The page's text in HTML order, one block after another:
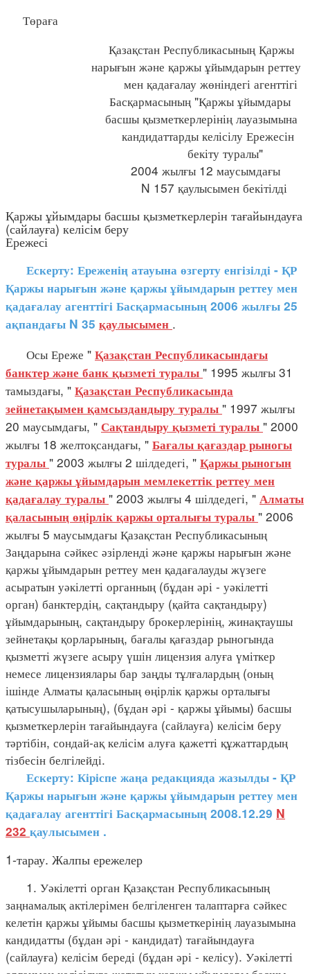
Төраға
Қазақстан Республикасының Қаржы
нарығын және қаржы ұйымдарын реттеу
мен қадағалау жөніндегі агенттігі
Басқармасының "Қаржы ұйымдары
басшы қызметкерлерінің лауазымына
кандидаттарды келісілу Ережесін
бекіту туралы"
2004 жылғы 12 маусымдағы
N 157 қаулысымен бекітілді
Қаржы ұйымдары басшы қызметкерлерін тағайындауға
(сайлауға) келісім беру
Ережесі
Ескерту: Ереженің атауына өзгерту енгізілді - ҚР
Қаржы нарығын және қаржы ұйымдарын реттеу мен
қадағалау агенттігі Басқармасының 2006 жылғы 25
ақпандағы N 35 қаулысымен .
Осы Ереже " Қазақстан Республикасындағы
банктер және банк қызметі туралы " 1995 жылғы 31
тамыздағы, " Қазақстан Республикасында
зейнетақымен қамсыздандыру туралы " 1997 жылғы
20 маусымдағы, " Сақтандыру қызметі туралы " 2000
жылғы 18 желтоқсандағы, " Бағалы қағаздар рыногы
туралы " 2003 жылғы 2 шілдедегі, " Қаржы рыногын
және қаржы ұйымдарын мемлекеттік реттеу мен
қадағалау туралы " 2003 жылғы 4 шілдедегі, " Алматы
қаласының өңірлік қаржы орталығы туралы " 2006
жылғы 5 маусымдағы Қазақстан Республикасының
Заңдарына сәйкес әзірленді және қаржы нарығын және
қаржы ұйымдарын реттеу мен қадағалауды жүзеге
асыратын уәкілетті органның (бұдан әрі - уәкілетті
орган) банктердің, сақтандыру (қайта сақтандыру)
ұйымдарының, сақтандыру брокерлерінің, жинақтаушы
зейнетақы қорларының, бағалы қағаздар рыногында
қызметті жүзеге асыру үшін лицензия алуға үміткер
немесе лицензиялары бар заңды тұлғалардың (оның
ішінде Алматы қаласының өңірлік қаржы орталығы
қатысушыларының), (бұдан әрі - қаржы ұйымы) басшы
қызметкерлерін тағайындауға (сайлауға) келісім беру
тәртібін, сондай-ақ келісім алуға қажетті құжаттардың
тізбесін белгілейді.
Ескерту: Кіріспе жаңа редакцияда жазылды - ҚР
Қаржы нарығын және қаржы ұйымдарын реттеу мен
қадағалау агенттігі Басқармасының 2008.12.29 N
232 қаулысымен .
1-тарау. Жалпы ережелер
1. Уәкілетті орган Қазақстан Республикасының
заңнамалық актілерімен белгіленген талаптарға сәйкес
келетін қаржы ұйымы басшы қызметкерінің лауазымына
кандидатты (бұдан әрі - кандидат) тағайындауға
(сайлауға) келісім береді (бұдан әрі - келісу). Уәкілетті